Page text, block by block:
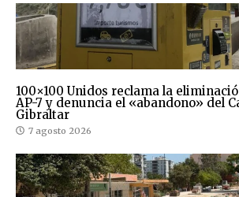
100×100 Unidos reclama la
AP-7 y denuncia el «abandono» del
Gibraltar
7 agosto 2026